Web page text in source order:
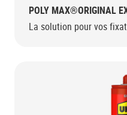
POLY MAX®ORIGINAL
La solution pour vos